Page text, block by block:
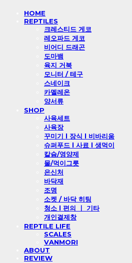
HOME
REPTILES
크레스티드 게코
레오파드 게코
비어디 드래곤
도마뱀
육지 거북
모니터 / 테구
스네이크
카멜레온
양서류
SHOP
사육세트
사육장
꾸미기 l 장식 l 비바리움
슈퍼푸드 l 사료 l 생먹이
칼슘/영양제
물/먹이그릇
은신처
바닥재
조명
소켓 / 바닥 히팅
청소 l 편의 ㅣ 기타
개인결제창
REPTILE LIFE
SCALES
VANMORI
ABOUT
REVIEW